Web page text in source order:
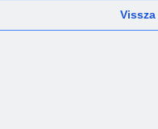
Vissza